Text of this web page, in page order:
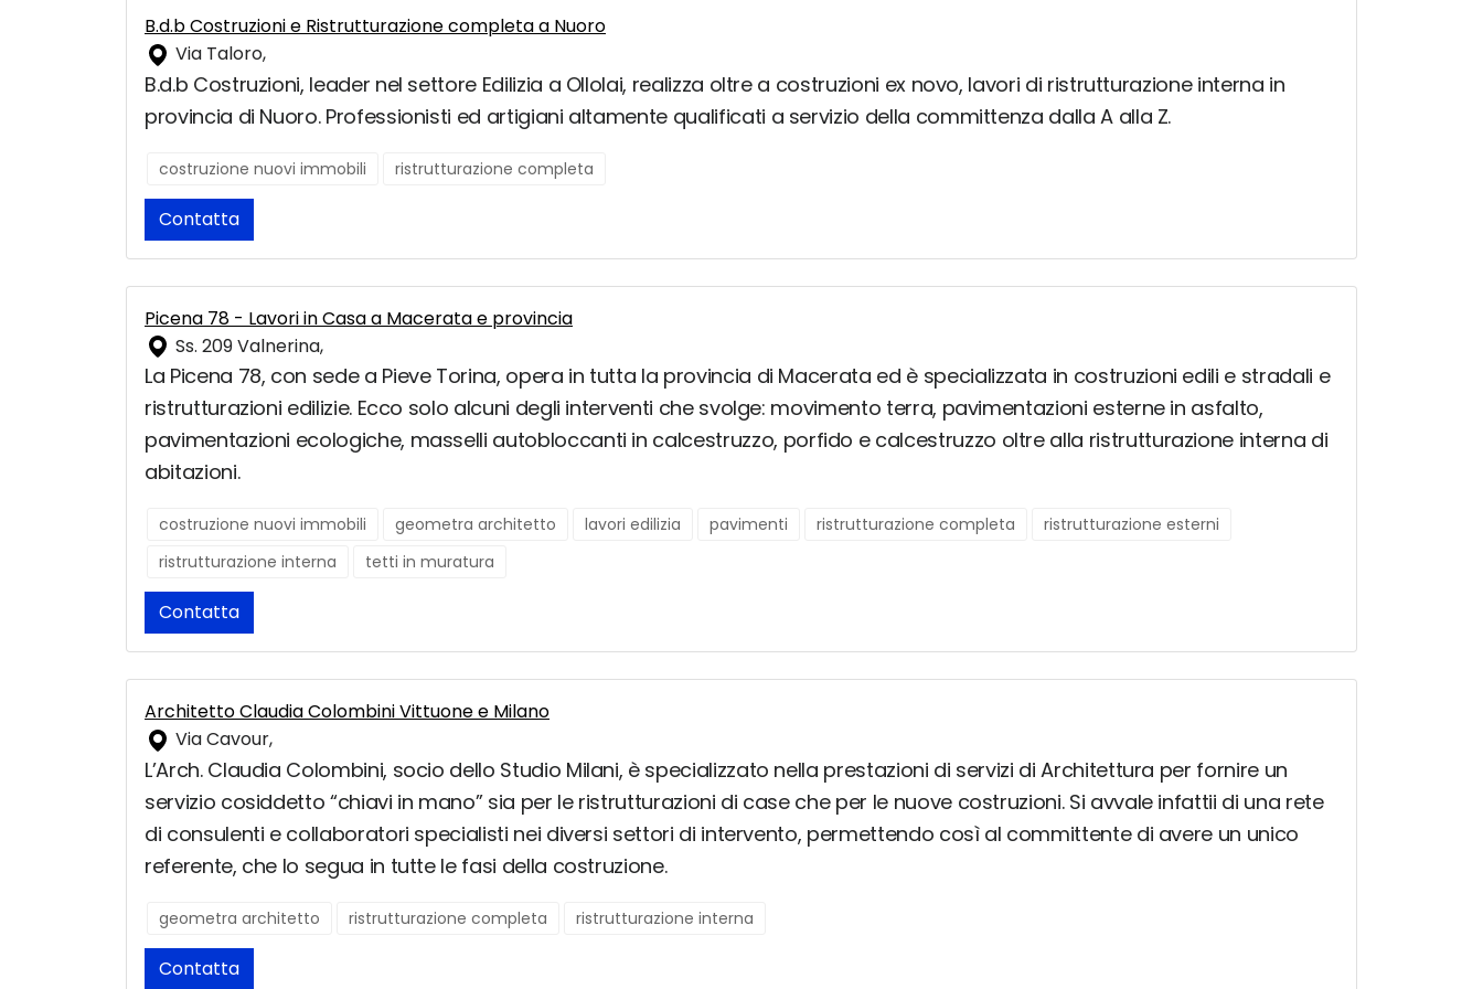
B.d.b Costruzioni e Ristrutturazione completa a Nuoro
Via Taloro,
B.d.b Costruzioni, leader nel settore Edilizia a Ollolai, realizza oltre a costruzioni ex novo, lavori di ristrutturazione interna in
provincia di Nuoro. Professionisti ed artigiani altamente qualificati a servizio della committenza dalla A alla Z.
costruzione nuovi immobili ristrutturazione completa
Contatta
Picena 78 - Lavori in Casa a Macerata e provincia
Ss. 209 Valnerina,
La Picena 78, con sede a Pieve Torina, opera in tutta la provincia di Macerata ed è specializzata in costruzioni edili e stradali e
ristrutturazioni edilizie. Ecco solo alcuni degli interventi che svolge: movimento terra, pavimentazioni esterne in asfalto,
pavimentazioni ecologiche, masselli autobloccanti in calcestruzzo, porfido e calcestruzzo oltre alla ristrutturazione interna di
abitazioni.
costruzione nuovi immobili geometra architetto lavori edilizia pavimenti ristrutturazione completa
ristrutturazione esterni
ristrutturazione interna
tetti in muratura
Contatta
Architetto Claudia Colombini Vittuone e Milano
Via Cavour,
L’Arch. Claudia Colombini, socio dello Studio Milani, è specializzato nella prestazioni di servizi di Architettura per fornire un
servizio cosiddetto “chiavi in mano” sia per le ristrutturazioni di case che per le nuove costruzioni. Si avvale infattii di una rete
di consulenti e collaboratori specialisti nei diversi settori di intervento, permettendo così al committente di avere un unico
referente, che lo segua in tutte le fasi della costruzione.
geometra architetto ristrutturazione completa ristrutturazione interna
Contatta